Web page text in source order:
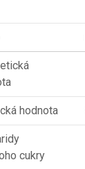
hodnota
cukry